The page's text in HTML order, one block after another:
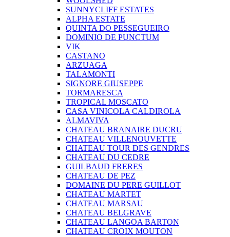
SUNNYCLIFF ESTATES
ALPHA ESTATE
QUINTA DO PESSEGUEIRO
DOMINIO DE PUNCTUM
VIK
CASTANO
ARZUAGA
TALAMONTI
SIGNORE GIUSEPPE
TORMARESCA
TROPICAL MOSCATO
CASA VINICOLA CALDIROLA
ALMAVIVA
CHATEAU BRANAIRE DUCRU
CHATEAU VILLENOUVETTE
CHATEAU TOUR DES GENDRES
CHATEAU DU CEDRE
GUILBAUD FRERES
CHATEAU DE PEZ
DOMAINE DU PERE GUILLOT
CHATEAU MARTET
CHATEAU MARSAU
CHATEAU BELGRAVE
CHATEAU LANGOA BARTON
CHATEAU CROIX MOUTON